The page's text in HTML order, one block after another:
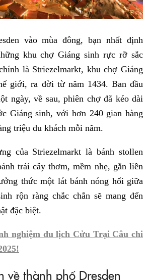
vào mùa đông, bạn nhất định
khu chợ Giáng sinh rực rỡ sắc
là Striezelmarkt, khu chợ Giáng
giới, ra đời từ năm 1434. Ban đầu
ngày, về sau, phiên chợ đã kéo dài
Giáng sinh, với hơn 240 gian hàng
triệu du khách mỗi năm.
của Striezelmarkt là bánh stollen
trái cây thơm, mềm nhẹ, gắn liền
thức một lát bánh nóng hổi giữa
rộn ràng chắc chắn sẽ mang đến
đặc biệt.
nghiệm du lịch Cửu Trại Câu chi
về thành phố Dresden